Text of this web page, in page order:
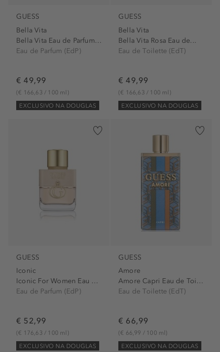
GUESS
Bella Vita
Bella Vita Eau de Parfum Spray
Eau de Parfum (EdP)
€ 49,99
(€ 166,63 / 100 ml)
EXCLUSIVO NA DOUGLAS
GUESS
Bella Vita
Bella Vita Rosa Eau de...
Eau de Toilette (EdT)
€ 49,99
(€ 166,63 / 100 ml)
EXCLUSIVO NA DOUGLAS
GUESS
Iconic
Iconic For Women Eau de...
Eau de Parfum (EdP)
€ 52,99
(€ 176,63 / 100 ml)
EXCLUSIVO NA DOUGLAS
GUESS
Amore
Amore Capri Eau de Toilette...
Eau de Toilette (EdT)
€ 66,99
(€ 66,99 / 100 ml)
EXCLUSIVO NA DOUGLAS